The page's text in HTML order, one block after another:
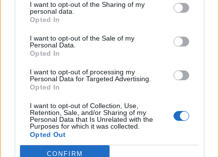
I want to opt-out of the Sharing of my
personal data.
Opted In
I want to opt-out of the Sale of my
Personal Data.
Opted In
I want to opt-out of processing my
Personal Data for Targeted Advertising.
Opted In
I want to opt-out of Collection, Use,
Retention, Sale, and/or Sharing of my
Personal Data that Is Unrelated with the
Purposes for which it was collected.
Opted Out
CONFIRM